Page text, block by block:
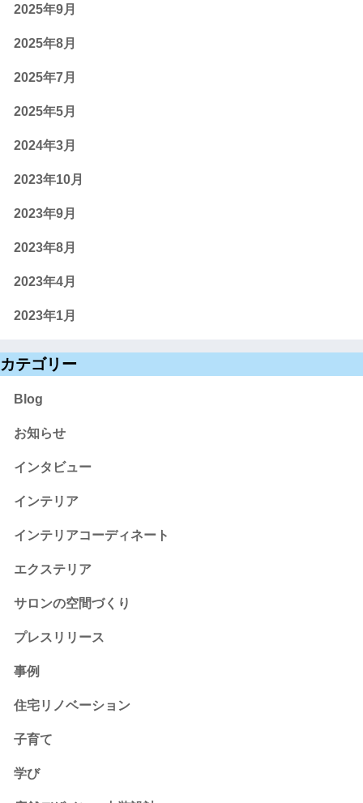
2025年9月
2025年8月
2025年7月
2025年5月
2024年3月
2023年10月
2023年9月
2023年8月
2023年4月
2023年1月
カテゴリー
Blog
お知らせ
インタビュー
インテリア
インテリアコーディネート
エクステリア
サロンの空間づくり
プレスリリース
事例
住宅リノベーション
子育て
学び